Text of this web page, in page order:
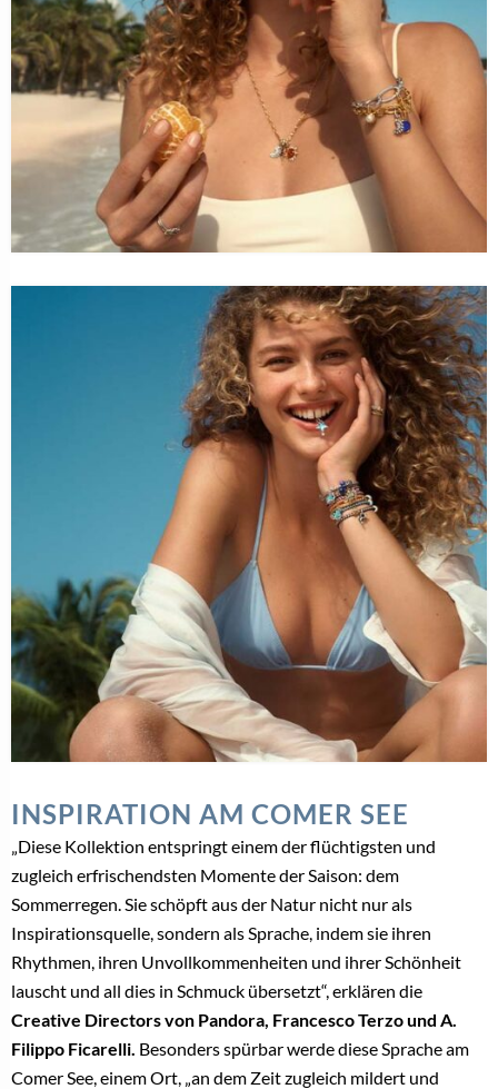
INSPIRATION AM COMER SEE
„Diese Kollektion entspringt einem der flüchtigsten und
zugleich erfrischendsten Momente der Saison: dem
Sommerregen. Sie schöpft aus der Natur nicht nur als
Inspirationsquelle, sondern als Sprache, indem sie ihren
Rhythmen, ihren Unvollkommenheiten und ihrer Schönheit
lauscht und all dies in Schmuck übersetzt“, erklären die
Creative Directors von Pandora, Francesco Terzo und A.
Filippo Ficarelli. Besonders spürbar werde diese Sprache am
Comer See, einem Ort, „an dem Zeit zugleich mildert und